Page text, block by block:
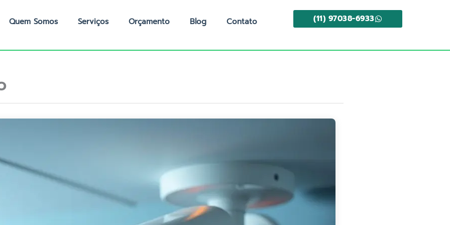
Quem Somos Serviços Orçamento Blog Contato (11) 97038-6933